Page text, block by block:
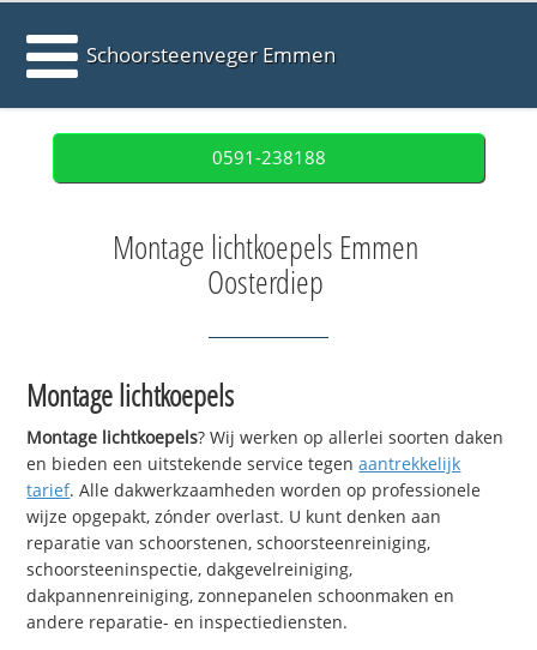
Schoorsteenveger Emmen
0591-238188
Montage lichtkoepels Emmen
Oosterdiep
Montage lichtkoepels
Montage lichtkoepels? Wij werken op allerlei soorten daken
en bieden een uitstekende service tegenaantrekkelijk
tarief. Alle dakwerkzaamheden worden op professionele
wijze opgepakt, zónder overlast. U kunt denken aan
reparatie van schoorstenen, schoorsteenreiniging,
schoorsteeninspectie, dakgevelreiniging,
dakpannenreiniging, zonnepanelen schoonmaken en
andere reparatie- en inspectiediensten.